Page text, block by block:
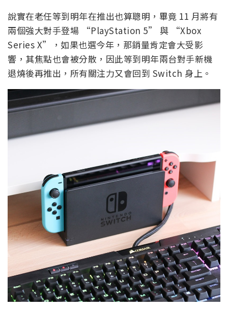
說實在老任等到明年在推出也算聰明，畢竟 11 月將有
兩個強大對手登場 “PlayStation 5” 與 “Xbox
Series X”，如果也選今年，那銷量肯定會大受影
響，其焦點也會被分散，因此等到明年兩台對手新機
退燒後再推出，所有關注力又會回到 Switch 身上。